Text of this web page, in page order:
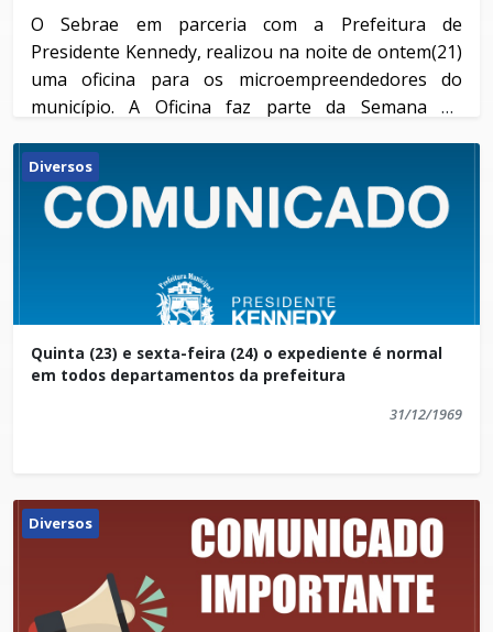
O Sebrae em parceria com a Prefeitura de
Presidente Kennedy, realizou na noite de ontem(21)
uma oficina para os microempreendedores do
município. A Oficina faz parte da Semana do
O tema abordado foi: "Aumente suas Vendas com
Criatividade e Inovação - Vendendo em tempo de
Crise". Os presentes puderam aprender mais sobre
análise de gestão de vendas em tempos de crise,
comunicação, entre outros assuntos.
Uma outra oficina do Sebrae está prevista para o
início de julho. O tema será: "Instagram - Como
abertas em breve.
Diversos
Quinta (23) e sexta-feira (24) o expediente é normal
em todos departamentos da prefeitura
31/12/1969
Diversos